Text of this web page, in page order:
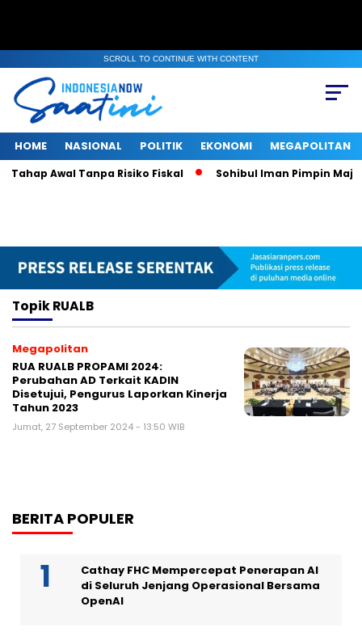
SCROLL TO CONTINUE WITH CONTENT
HOME NASIONAL POLITIK EKONOMI MEGAPOLITAN
Awal Tanpa Risiko Fiskal Sohibul Iman Pimpin
TopikRUALB
Megapolitan
RUA RUALB PROPAMI 2024:
Perubahan AD Terkait KADIN
Disetujui, Pengurus Laporkan Kinerja
Tahun 2023
Jumat, 27 September 2024 - 13:50 WIB
BERITA POPULER
Cathay FHC Mempercepat Penerapan AI
di Seluruh Jenjang Operasional Bersama
OpenAI